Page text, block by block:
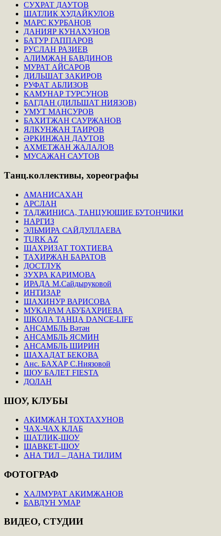
СУХРАТ ДАУТОВ
ШАТЛИК ХУДАЙКУЛОВ
МАРС КУРБАНОВ
ДАНИЯР КУНАХУНОВ
БАТУР ГАППАРОВ
РУСЛАН РАЗИЕВ
АЛИМЖАН БАВДИНОВ
МУРАТ АЙСАРОВ
ДИЛЬШАТ ЗАКИРОВ
РУФАТ АБЛИЗОВ
КАМУНАР ТУРСУНОВ
БАГДАН (ДИЛЬШАТ НИЯЗОВ)
УМУТ МАНСУРОВ
БАХИТЖАН САУРЖАНОВ
ЯЛКУНЖАН ТАИРОВ
ӘРКИНЖАН ДАУТОВ
АХМЕТЖАН ЖАЛАЛОВ
МУСАЖАН САУТОВ
Танц.коллективы, хореографы
АМАНИСАХАН
АРСЛАН
ТАДЖИНИСА, ТАНЦУЮЩИЕ БУТОНЧИКИ
НАРГИЗ
ЭЛЬМИРА САЙДУЛЛАЕВА
TURK AZ
ШАХРИЗАТ ТОХТИЕВА
ТАХИРЖАН БАРАТОВ
ДОСТЛУК
ЗУХРА КАРИМОВА
ИРАДА М.Сайдыруковой
ИНТИЗАР
ШАХИНУР ВАРИСОВА
МУКАРАМ АБУБАХРИЕВА
ШКОЛА ТАНЦА DANCE-LIFE
АНСАМБЛЬ Вәтән
АНСАМБЛЬ ЯСМИН
АНСАМБЛЬ ШИРИН
ШАХАДАТ БЕКОВА
Анс. БАХАР С.Ниязовой
ШОУ БАЛЕТ FIESTA
ДОЛАН
ШОУ, КЛУБЫ
АКИМЖАН ТОХТАХУНОВ
ЧАХ-ЧАХ КЛАБ
ШАТЛИК-ШОУ
ШАВКЕТ-ШОУ
АНА ТИЛ – ДАНА ТИЛИМ
ФОТОГРАФ
ХАЛМУРАТ АКИМЖАНОВ
БАВДУН УМАР
ВИДЕО, СТУДИИ